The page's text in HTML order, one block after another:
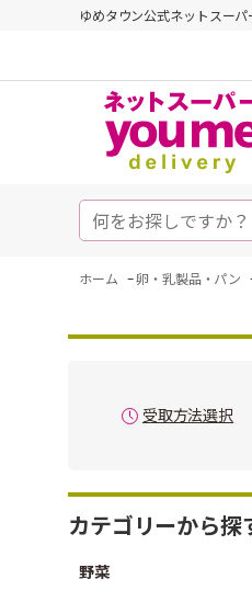
ゆめタウン公式ネットスー
ホーム -卵・乳製品・パン
受取方法選択
カテゴリーから探
野菜